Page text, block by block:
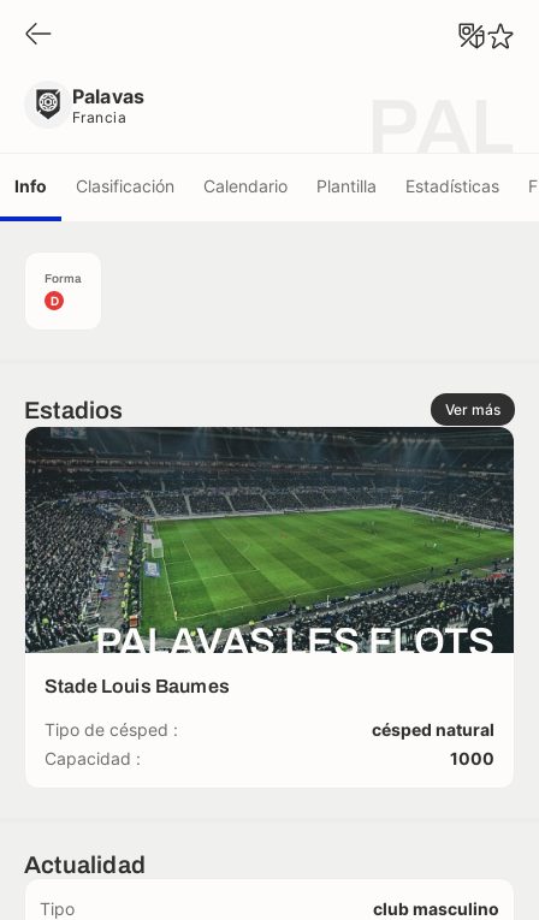
Palavas
Francia
Info Clasificación Calendario Plantilla Estadísticas
Forma
D
Estadios Ver más
PALAVAS LES FLOTS
Stade Louis Baumes
Tipo de césped :
césped natural
Capacidad :
1000
Actualidad
Tipo club masculino